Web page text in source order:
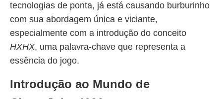
tecnologias de ponta, já está causando burburinho
com sua abordagem única e viciante,
especialmente com a introdução do conceito
HXHX, uma palavra-chave que representa a
essência do jogo.
Introdução ao Mundo de